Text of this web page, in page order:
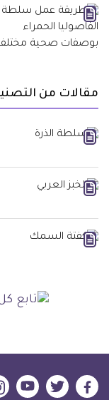
مقالات من
ديلي
ديلي
ديلي